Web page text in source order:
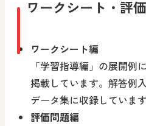
ワークシート・評
ワークシート編
「学習指導編」の展開例
掲載しています。解答例
データ集に収録しています
評価問題編